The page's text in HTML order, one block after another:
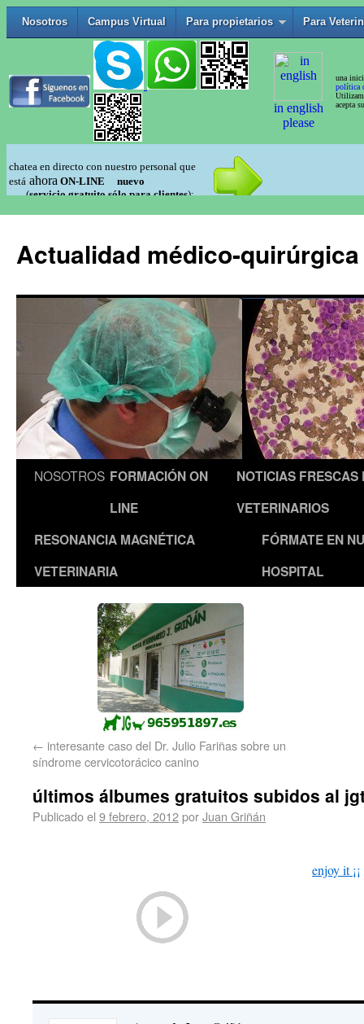
Actualidad médico-
NOSOTROS FORMACIÓN ON
LINE
NOTICIAS FRESCAS
VETERINARIOS
RESONANCIA MAGNÉTICA
VETERINARIA
FÓRMATE EN
HOSPITAL
← interesante caso del Dr. Julio Fariñas sobre un
síndrome cervicotorácico canino
últimos álbumes gratuitos subidos al
Publicado el 9 febrero, 2012porJuan Griñán
enjoy it ¡¡